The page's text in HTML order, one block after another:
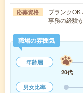
応募資格
ブランク
事務の経験
職場の雰囲気
年齢層
20代
男女比率